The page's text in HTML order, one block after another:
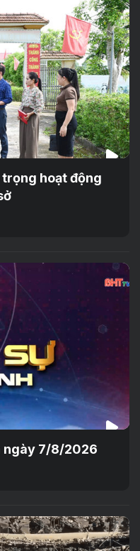
hoạt động
ngày 7/8/2026